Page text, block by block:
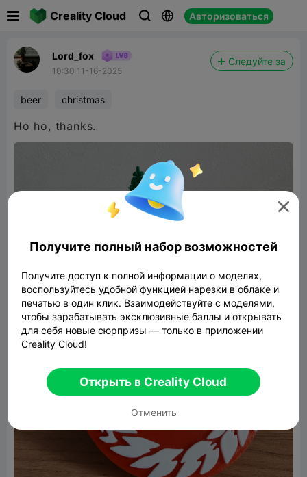
Creality Cloud   Авторизоваться
Lord_fox
10:30 11-16-2025
Следуйте за
beer christmas
Ho ho, thanks.

Получите полный набор возможностей
Получите доступ к полной информации о моделях,
воспользуйтесь удобной функцией нарезки в облаке и
печатью в один клик. Взаимодействуйте с моделями,
чтобы зарабатывать эксклюзивные баллы и открывать
для себя новые сюрпризы — только в приложении
Creality Cloud!
Открыть в Creality Cloud
Отменить